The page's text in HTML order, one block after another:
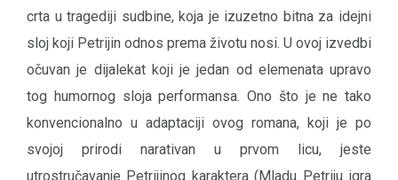
crta u tragediji sudbine, koja je izuzetno bitna za idejni
sloj koji Petrijin odnos prema životu nosi. U ovoj izvedbi
očuvan je dijalekat koji je jedan od elemenata upravo
tog humornog sloja performansa. Ono što je ne tako
konvencionalno u adaptaciji ovog romana, koji je po
svojoj prirodi narativan u prvom licu, jeste
utrostručavanje Petrijinog karaktera (Mladu Petriju igra